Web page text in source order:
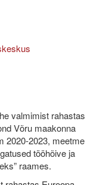
valmimist rahastas
Võru maakonna
2020-2023, meetme
tööhõive ja
raames.